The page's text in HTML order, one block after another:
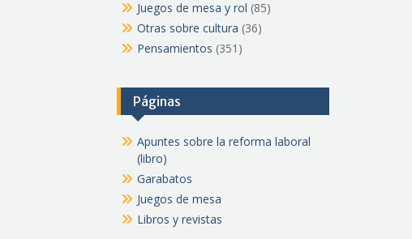
Juegos de mesa y rol (85)
Otras sobre cultura (36)
Pensamientos (351)
Páginas
Apuntes sobre la reforma laboral
(libro)
Garabatos
Juegos de mesa
Libros y revistas